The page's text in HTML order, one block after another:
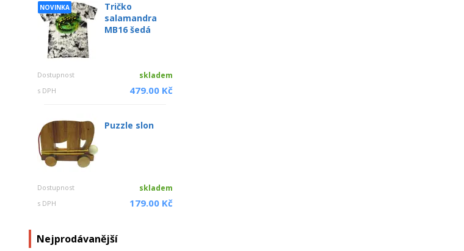
NOVINKA
Tričko
salamandra
MB16 šedá
Dostupnost skladem
s DPH 479.00 Kč
Puzzle slon
Dostupnost skladem
s DPH 179.00 Kč
Nejprodávanější